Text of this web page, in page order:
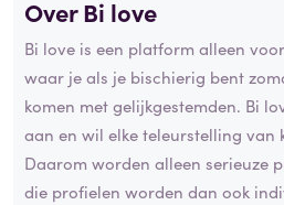
Over Bi love
Bi love is een platform alleen
waar je als je bischierig bent
komen met gelijkgestemden. Bi
aan en wil elke teleurstelling van
Daarom worden alleen serieuze
die profielen worden dan ook